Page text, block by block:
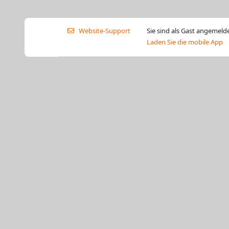
Website-Support Sie sind als Gast
Laden Sie die mobile App